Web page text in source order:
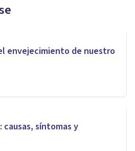
envejecimiento de nuestro
síntomas y